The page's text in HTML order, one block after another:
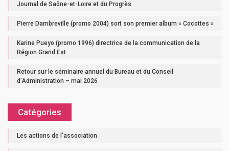
Journal de Saône-et-Loire et du Progrès
Pierre Dambreville (promo 2004) sort son premier album « Cocottes »
Karine Pueyo (promo 1996) directrice de la communication de la
Région Grand Est
Retour sur le séminaire annuel du Bureau et du Conseil
d’Administration – mai 2026
Catégories
Les actions de l'association